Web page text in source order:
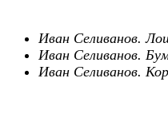
Иван Селиванов.
Иван Селиванов.
Иван Селиванов.